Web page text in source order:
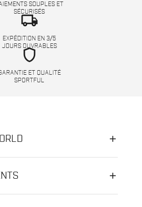
SOUPLES ET
SÉCURISÉS
local_shipping
EXPÉDITION EN 3/5
JOURS OUVRABLES
shield
ET QUALITÉ
SPORTFUL